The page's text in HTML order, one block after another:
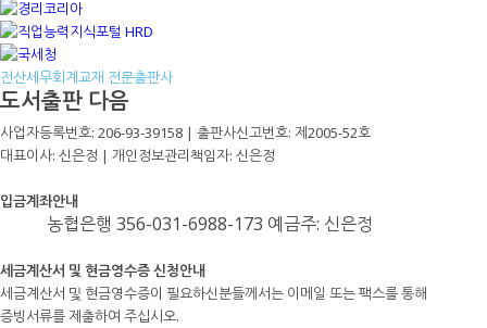
전산세무회계교재 전문출판사
도서출판 다음
사업자등록번호: 206-93-39158 | 출판사신고번호: 제2005-52호
대표이사: 신은정 | 개인정보관리책임자: 신은정
입금계좌안내
농협은행 356-031-6988-173 예금주: 신은정
세금계산서 및 현금영수증 신청안내
세금계산서 및 현금영수증이 필요하신분들께서는 이메일 또는 팩스를 통해
증빙서류를 제출하여 주십시오.